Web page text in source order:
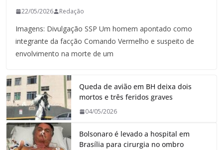
22/05/2026 Redação
Imagens: Divulgação SSP Um homem apontado como
integrante da facção Comando Vermelho e suspeito de
envolvimento na morte de um
Queda de avião em BH deixa dois
mortos e três feridos graves
04/05/2026
Bolsonaro é levado a hospital em
Brasília para cirurgia no ombro